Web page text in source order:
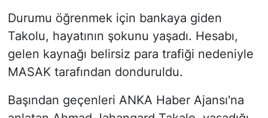
Durumu öğrenmek için bankaya giden
Takolu, hayatının şokunu yaşadı. Hesabı,
gelen kaynağı belirsiz para trafiği nedeniyle
MASAK tarafından donduruldu.
Başından geçenleri ANKA Haber Ajansı'na